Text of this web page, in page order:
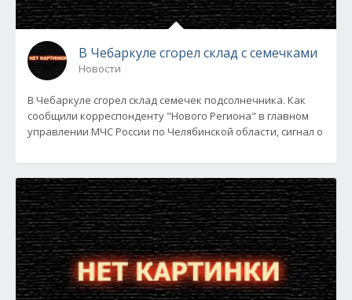
В Чебаркуле сгорел склад с семечками
Новости
В Чебаркуле сгорел склад семечек подсолнечника. Как
сообщили корреспонденту "Нового Региона" в главном
управлении МЧС России по Челябинской области, сигнал о